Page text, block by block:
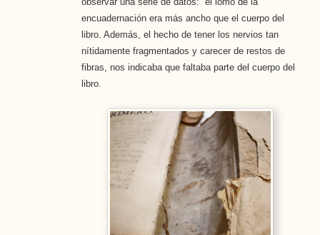
encuadernación era más ancho que el cuerpo del
libro. Además, el hecho de tener los nervios tan
nítidamente fragmentados y carecer de restos de
fibras, nos indicaba que faltaba parte del cuerpo del
libro.